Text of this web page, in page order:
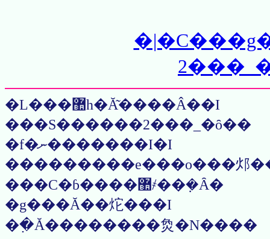
�L���޺һ�Ă͂����Â��I
���S������2���_�ȏ��
�f�ނ�������I�I
���������e���o���邩
���C�ɓ����޺҂��݂�Ȃ�
�g���Ă��炨���I
�߲�Ă��������烉�N����